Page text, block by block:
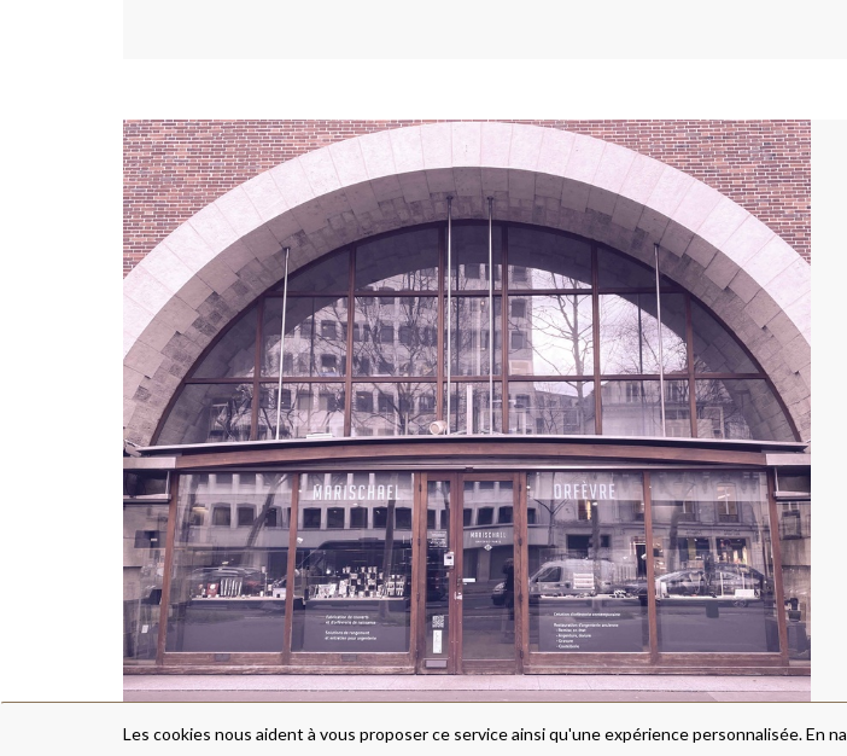
Les cookies nous aident à vous proposer ce service ainsi qu'une expérience personnalisée. En